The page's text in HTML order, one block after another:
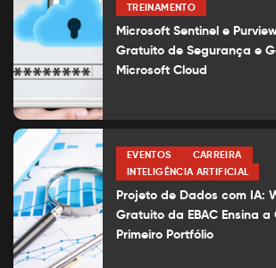
TREINAMENTO
Microsoft Sentinel e
Gratuito de Segurança e
Microsoft Cloud
EVENTOS
CARREIRA
INTELIGÊNCIA ARTIFICIAL
Projeto de Dados com IA:
Gratuito da EBAC Ensina a
Primeiro Portfólio